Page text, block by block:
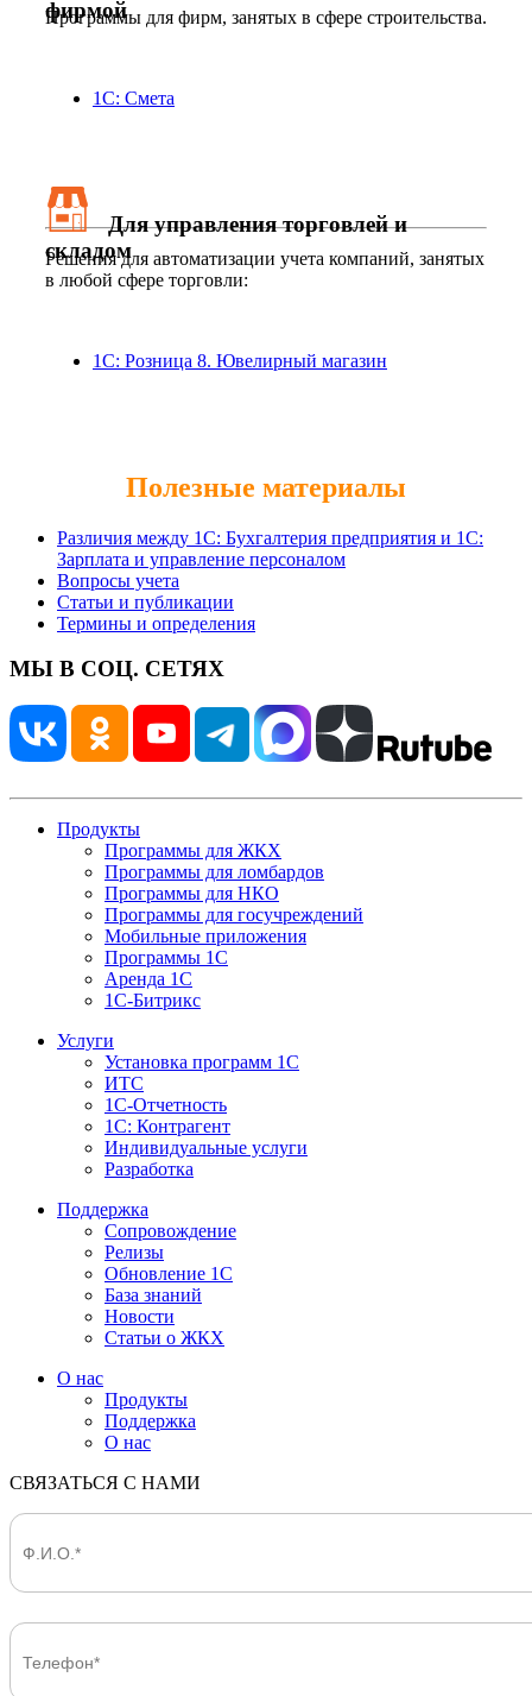
фирмой
Программы для фирм, занятых в сфере строительства.
1С: Смета
Для управления торговлей и
складом
Решения для автоматизации учета компаний, занятых
в любой сфере торговли:
1С: Розница 8. Ювелирный магазин
Полезные материалы
Различия между 1С: Бухгалтерия предприятия и 1С:
Зарплата и управление персоналом
Вопросы учета
Статьи и публикации
Термины и определения
МЫ В СОЦ. СЕТЯХ
Продукты
Программы для ЖКХ
Программы для ломбардов
Программы для НКО
Программы для госучреждений
Мобильные приложения
Программы 1С
Аренда 1С
1С-Битрикс
Услуги
Установка программ 1С
ИТС
1С-Отчетность
1С: Контрагент
Индивидуальные услуги
Разработка
Поддержка
Сопровождение
Релизы
Обновление 1С
База знаний
Новости
Статьи о ЖКХ
О нас
Продукты
Поддержка
О нас
СВЯЗАТЬСЯ С НАМИ